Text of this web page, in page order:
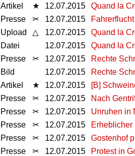
Artikel ★ 12.07.2015
Quand la
Presse ✂ 12.07.2015
Upload △ 12.07.2015
Quand la
Datei 12.07.2015
Quand la
Presse ✂ 12.07.2015
Rechte
Bild 12.07.2015
Rechte
Artikel ★ 12.07.2015
[B]
Presse ✂ 12.07.2015
Nach
Presse ✂ 12.07.2015
Unruhen in
Presse ✂ 12.07.2015
Erheblicher
Presse ✂ 12.07.2015
Gostenhof
Presse ✂ 12.07.2015
Protest in